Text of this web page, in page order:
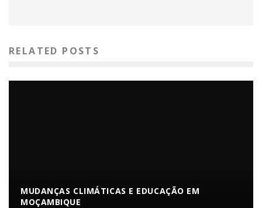
RELATED POSTS
MUDANÇAS CLIMÁTICAS E EDUCAÇÃO EM
MOÇAMBIQUE